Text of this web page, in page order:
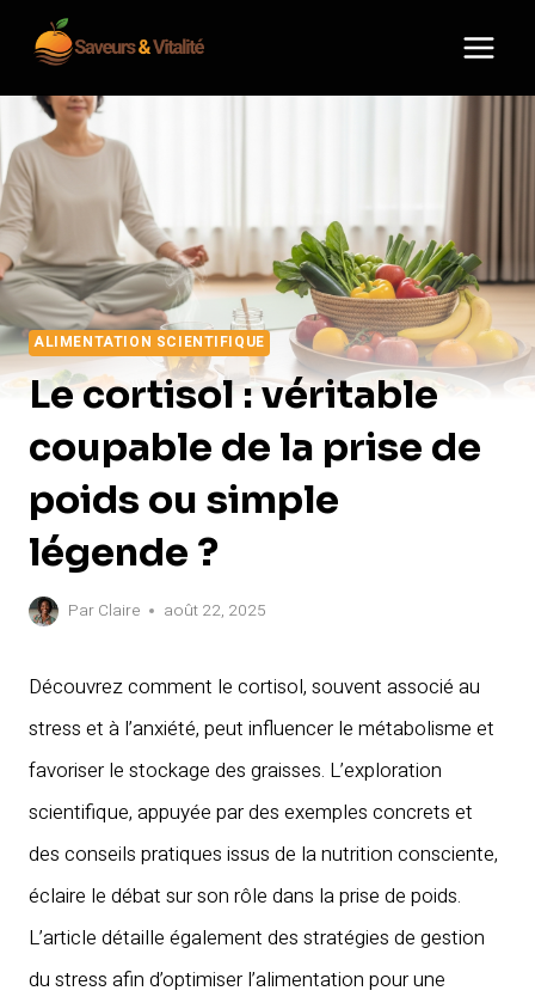
contenu
ALIMENTATION SCIENTIFIQUE
Le cortisol : véritable
coupable de la prise de
poids ou simple
légende ?
Par Claire août 22, 2025
Découvrez comment le cortisol, souvent associé au
stress et à l’anxiété, peut influencer le métabolisme et
favoriser le stockage des graisses. L’exploration
scientifique, appuyée par des exemples concrets et
des conseils pratiques issus de la nutrition consciente,
éclaire le débat sur son rôle dans la prise de poids.
L’article détaille également des stratégies de gestion
du stress afin d’optimiser l’alimentation pour une